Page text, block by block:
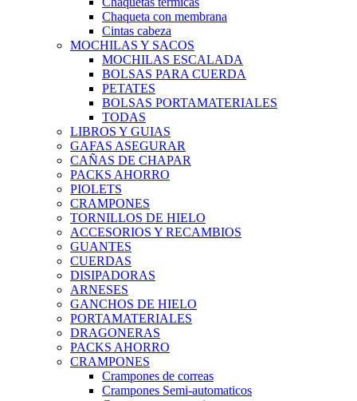
Chaqueta con membrana
Cintas cabeza
MOCHILAS Y SACOS
MOCHILAS ESCALADA
BOLSAS PARA CUERDA
PETATES
BOLSAS PORTAMATERIALES
TODAS
LIBROS Y GUIAS
GAFAS ASEGURAR
CAÑAS DE CHAPAR
PACKS AHORRO
PIOLETS
CRAMPONES
TORNILLOS DE HIELO
ACCESORIOS Y RECAMBIOS
GUANTES
CUERDAS
DISIPADORAS
ARNESES
GANCHOS DE HIELO
PORTAMATERIALES
DRAGONERAS
PACKS AHORRO
CRAMPONES
Crampones de correas
Crampones Semi-automaticos